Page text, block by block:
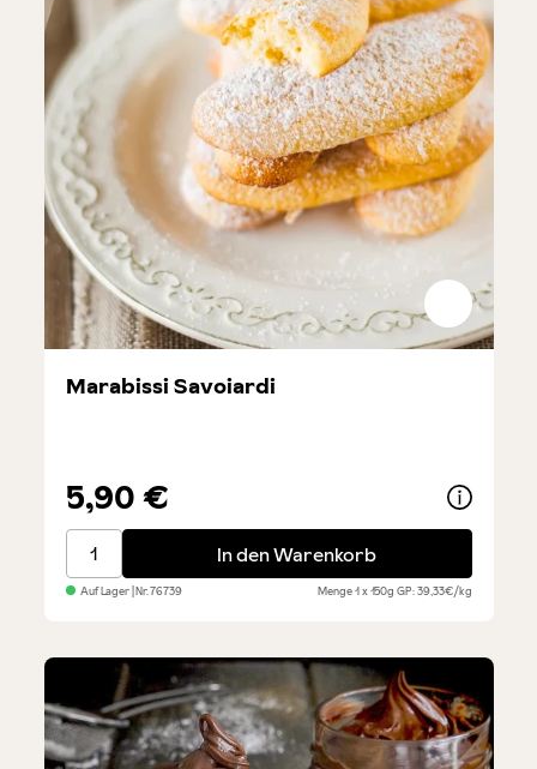
Marabissi Savoiardi
5,90 €
Marabissi SavoiardiIn den Warenkorb
Auf Lager| Nr.76739 Menge1 x 150gGP: 39,33€/kg